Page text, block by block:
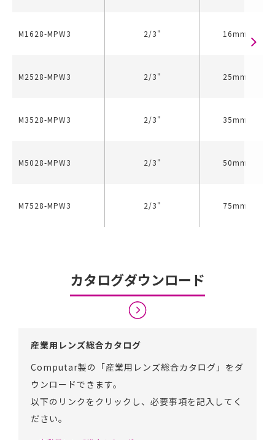
M1628-MPW3 2/3" 16mm
M2528-MPW3 2/3" 25mm
M3528-MPW3 2/3" 35mm
M5028-MPW3 2/3" 50mm
M7528-MPW3 2/3" 75mm
カタログダウンロード
産業用レンズ総合カタログ
Computar製の「産業用レンズ総合カタログ」をダ
ウンロードできます。
以下のリンクをクリックし、必要事項を記入してく
ださい。